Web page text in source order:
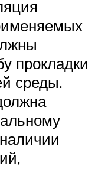
прокладки
среды.